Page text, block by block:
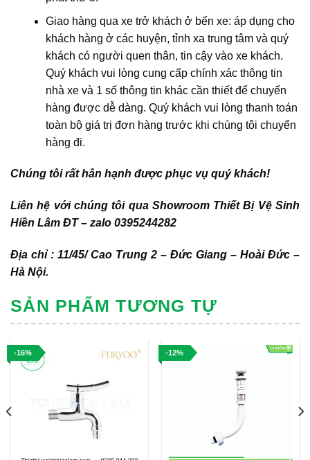
Giao hàng qua xe trở khách ở bến xe: áp dụng cho
khách hàng ở các huyện, tỉnh xa trung tâm và quý
khách có người quen thân, tin cậy vào xe khách.
Quý khách vui lòng cung cấp chính xác thông tin
nhà xe và 1 số thông tin khác cần thiết để chuyển
hàng được dễ dàng. Quý khách vui lòng thanh toán
toàn bộ giá trị đơn hàng trước khi chúng tôi chuyển
hàng đi.
Chúng tôi rất hân hạnh được phục vụ quý khách!
Liên hệ với chúng tôi qua Showroom Thiết Bị Vệ Sinh
Hiền Lâm ĐT – zalo 0395244282
Địa chỉ : 11/45/ Cao Trung 2 – Đức Giang – Hoài Đức –
Hà Nội.
SẢN PHẨM TƯƠNG TỰ
-16% -12%